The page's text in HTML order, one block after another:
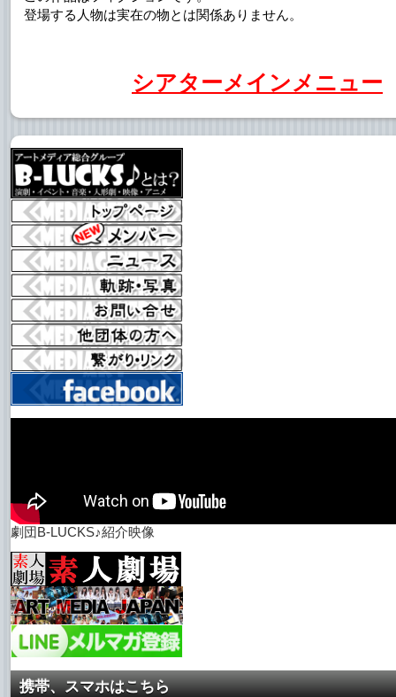
登場する人物は実在の物とは関係ありません。
シアターメインメニュー
劇団B-LUCKS♪紹介映像
携帯、スマホはこちら